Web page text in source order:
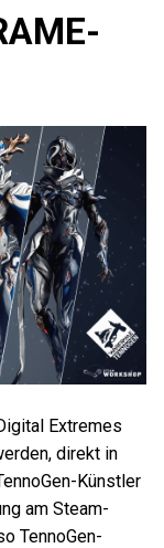
Extremes
direkt in
Künstler
am Steam-
TennoGen-